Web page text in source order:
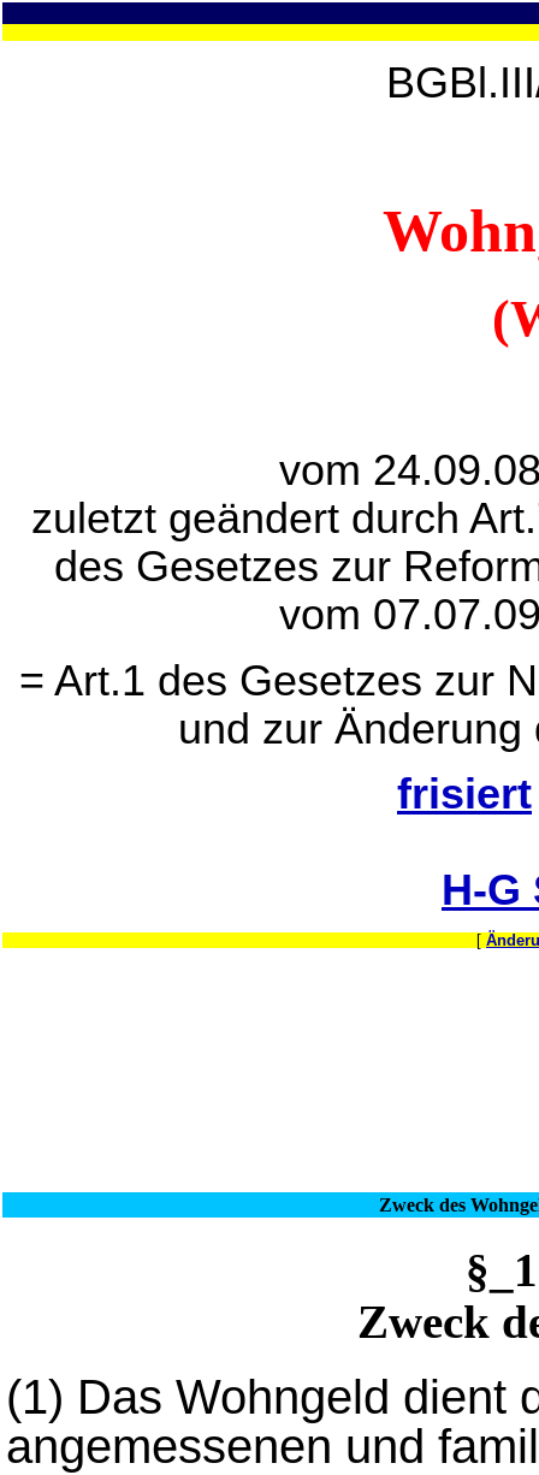
vom
zuletzt geändert durch
des Gesetzes zur
vom
= Art.1 des Gesetzes zur
und zur
frisiert
H-G
[
Zweck des
Zweck
(1) Das Wohngeld dient
angemessenen und